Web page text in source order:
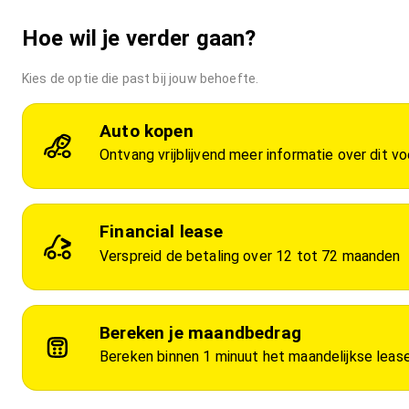
Hoe wil je verder gaan?
Kies de optie die past bij jouw behoefte.
Auto kopen
Ontvang vrijblijvend meer informatie over dit
Financial lease
Verspreid de betaling over 12 tot 72 maanden
Bereken je maandbedrag
Bereken binnen 1 minuut het maandelijkse